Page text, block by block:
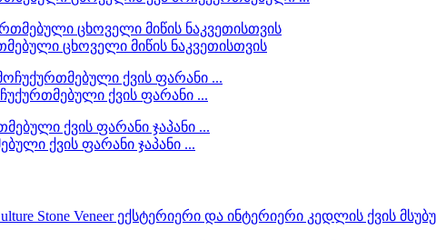
ცხოველი მიწის ნაკვეთისთვის
ქვის ფარანი ...
ქვის ფარანი ჯაპანი ...